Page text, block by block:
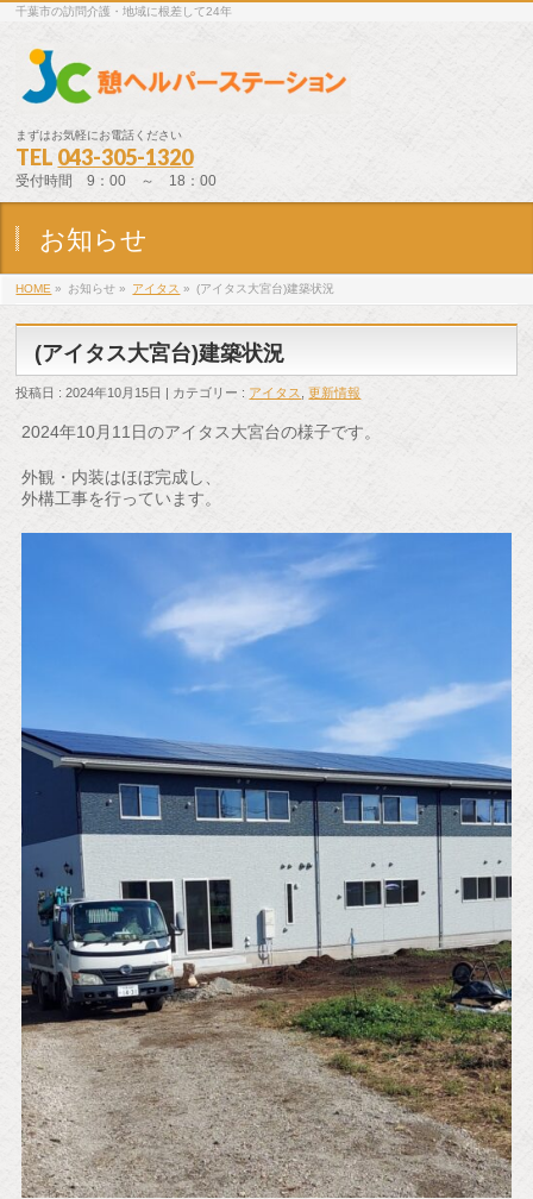
千葉市の訪問介護・地域に根差して24年
まずはお気軽にお電話ください
TEL 043-305-1320
受付時間 9：00 ～ 18：00
お知らせ
HOME » お知らせ » アイタス » (アイタス大宮台)建築状況
(アイタス大宮台)建築状況
投稿日 : 2024年10月15日 | カテゴリー : アイタス ,更新情報
2024年10月11日のアイタス大宮台の様子です。
外観・内装はほぼ完成し、
外構工事を行っています。